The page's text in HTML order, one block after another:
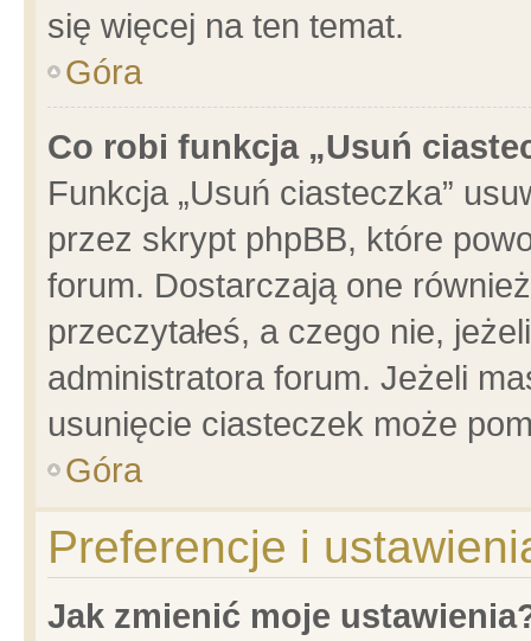
się więcej na ten temat.
Góra
Co robi funkcja „Usuń
Funkcja „Usuń ciasteczka”
przez skrypt phpBB, które
forum. Dostarczają one
przeczytałeś, a czego nie,
administratora forum. Jeżeli
usunięcie ciasteczek może
Góra
Preferencje i
Jak zmienić moje